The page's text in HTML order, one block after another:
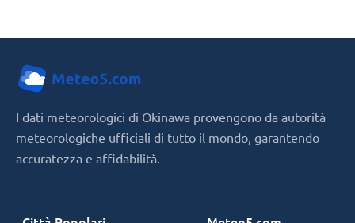
I dati meteorologici di Okinawa provengono da autorità
meteorologiche ufficiali di tutto il mondo, garantendo
accuratezza e affidabilità.